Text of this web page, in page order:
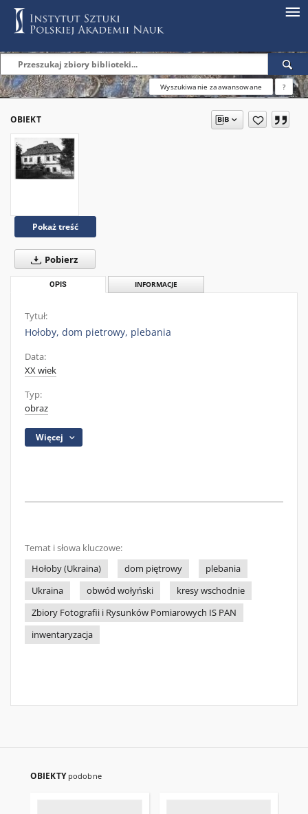
Wyszukiwanie zaawansowane ?
OBIEKT
Pokaż treść
Pobierz
OPIS INFORMACJE
Tytuł:
Hołoby, dom pietrowy, plebania
Data:
XX wiek
Typ:
obraz
Więcej
Temat i słowa kluczowe:
Hołoby (Ukraina)
dom piętrowy
plebania
Ukraina
obwód wołyński
kresy wschodnie
Zbiory Fotografii i Rysunków Pomiarowych IS PAN
inwentaryzacja
OBIEKTY podobne